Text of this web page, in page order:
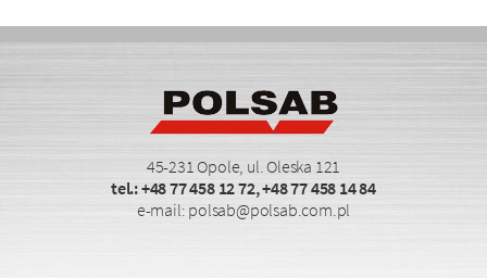
45-231 Opole, ul. Oleska 121
tel.:+48 77 458 12 72,+48 77 458 14 84
e-mail: polsab@polsab.com.pl